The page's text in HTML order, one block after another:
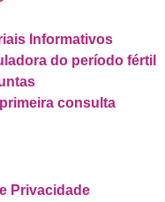
Informativos
do período fértil
consulta
Privacidade